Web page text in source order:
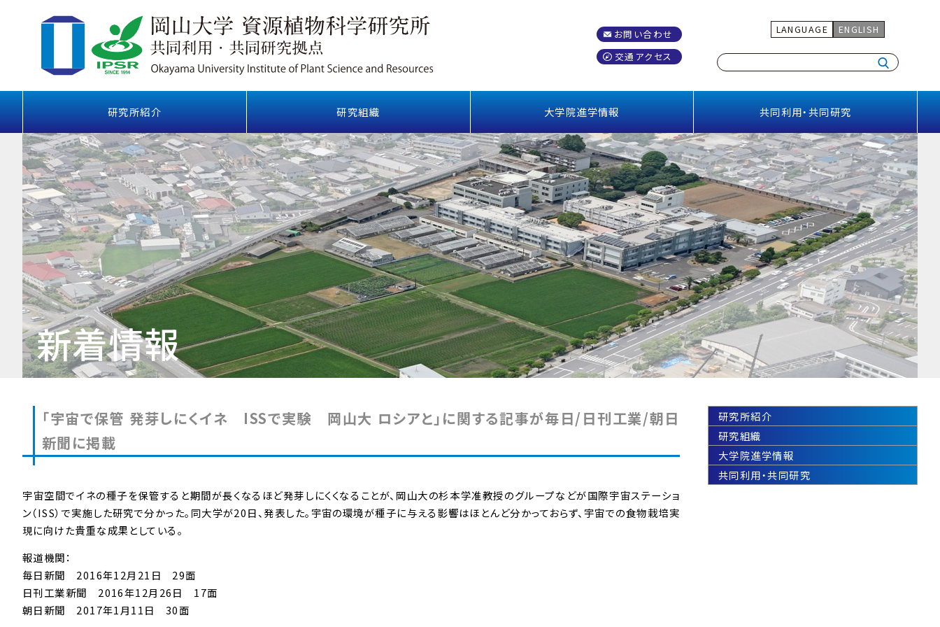
お問い合わせ
交通アクセス
LANGUAGE ENGLISH
研究所紹介 研究組織 大学院進学情報 共同利用・共同研究
新着情報
「宇宙で保管 発芽しにくイネ ISSで実験 岡山大 ロシアと」に関する記事が毎日/日刊工業/朝日
新聞に掲載
宇宙空間でイネの種子を保管すると期間が長くなるほど発芽しにくくなることが、岡山大の杉本学准教授のグループなどが国際宇宙ステーショ
ン（ISS）で実施した研究で分かった。同大学が20日、発表した。宇宙の環境が種子に与える影響はほとんど分かっておらず、宇宙での食物栽培実
現に向けた貴重な成果としている。
報道機関：
毎日新聞 2016年12月21日 29面
日刊工業新聞 2016年12月26日 17面
朝日新聞 2017年1月11日 30面
研究所紹介
研究組織
大学院進学情報
共同利用・共同研究